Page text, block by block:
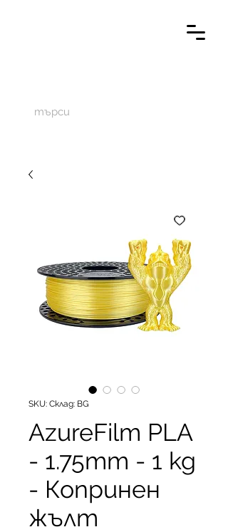
SKU: Склад: BG
AzureFilm PLA
- 1.75mm - 1 kg
- Копринен
жълт